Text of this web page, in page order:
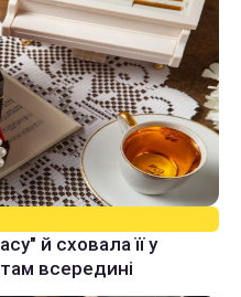
й сховала її у
всередині